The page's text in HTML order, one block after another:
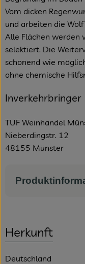
Vom dicken
und arbeiten die
Alle Flächen werden
selektiert. Die
schonend wie
ohne chemische
Inverkehrbringer
TUF Weinhandel
Nieberdingstr. 12
48155 Münster
Herkunft
Deutschland